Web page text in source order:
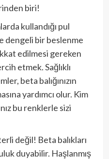
biri!
kullandığı pul
dengeli bir beslenme
edilmesi gereken
etmek. Sağlıklı
beta balığınızın
yardımcı olur. Kim
bu renklerle sizi
değil! Beta balıkları
duyabilir. Haşlanmış